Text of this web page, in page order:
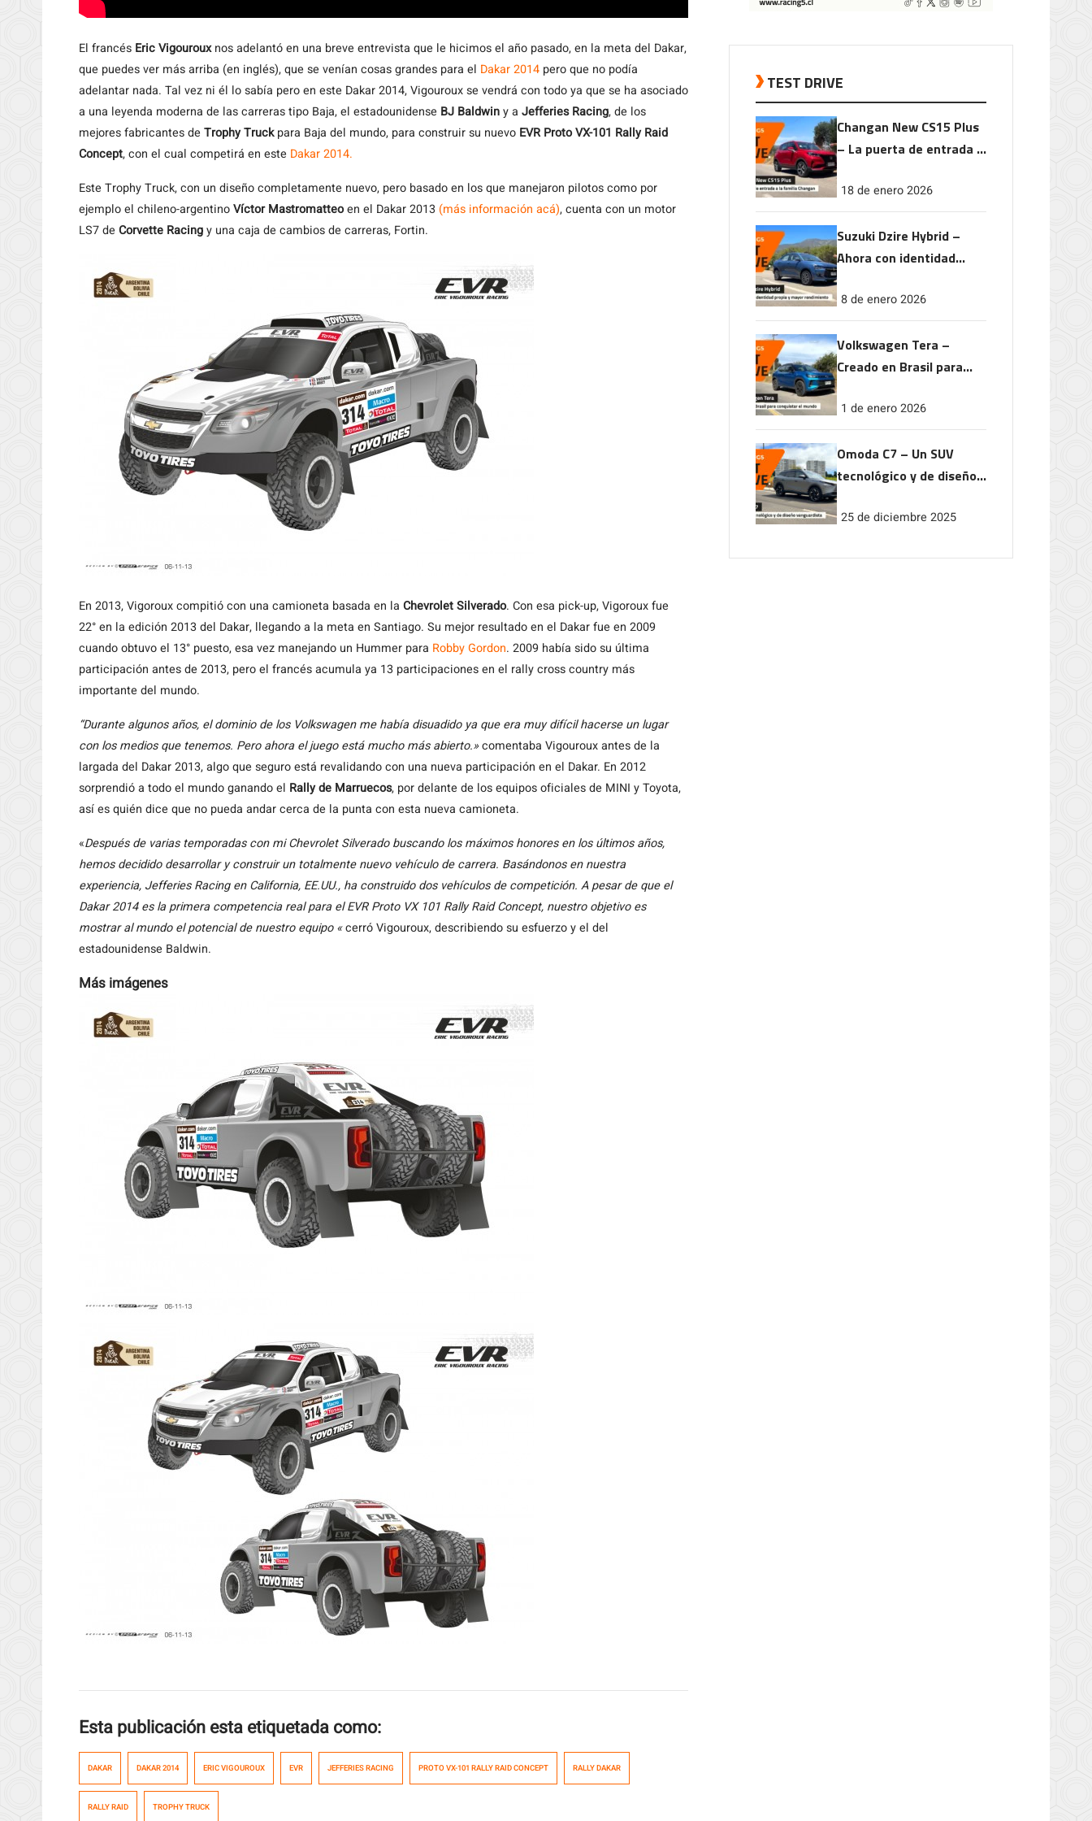
El francés Eric Vigourouxnos adelantó en una breve entrevista que le hicimos el año pasado, en la meta del Dakar,
que puedes ver más arriba (en inglés), que se venían cosas grandes para el Dakar 2014 pero que no podía
adelantar nada. Tal vez ni él lo sabía pero en este Dakar 2014, Vigouroux se vendrá con todo ya que se ha asociado
a una leyenda moderna de las carreras tipo Baja, el estadounidense BJ Baldwiny a Jefferies Racing, de los
mejores fabricantes de Trophy Truckpara Baja del mundo, para construir su nuevo EVR Proto VX-101 Rally Raid
Concept, con el cual competirá en este Dakar 2014.
Este Trophy Truck, con un diseño completamente nuevo, pero basado en los que manejaron pilotos como por
ejemplo el chileno-argentinoVíctor Mastromatteoen el Dakar 2013 (más información acá), cuenta con un motor
LS7 de Corvette Racingy una caja de cambios de carreras, Fortin.
En 2013, Vigoroux compitió con una camioneta basada en la Chevrolet Silverado. Con esa pick-up, Vigoroux fue
22° en la edición 2013 del Dakar, llegando a la meta en Santiago. Su mejor resultado en el Dakar fue en 2009
cuando obtuvo el 13° puesto, esa vez manejando un Hummer para Robby Gordon. 2009 había sido su última
participación antes de 2013, pero el francés acumula ya 13 participaciones en el rally cross country más
importante del mundo.
“Durante algunos años, el dominio de los Volkswagen me había disuadido ya que era muy difícil hacerse un lugar
con los medios que tenemos. Pero ahora el juego está mucho más abierto.»comentaba Vigouroux antes de la
largada del Dakar 2013, algo que seguro está revalidando con una nueva participación en el Dakar. En 2012
sorprendió a todo el mundo ganando el Rally de Marruecos, por delante de los equipos oficiales de MINI y Toyota,
así es quién dice que no pueda andar cerca de la punta con esta nueva camioneta.
«Después de varias temporadas con mi Chevrolet Silverado buscando los máximos honores en los últimos años,
hemos decidido desarrollar y construir un totalmente nuevo vehículo de carrera. Basándonos en nuestra
experiencia, Jefferies Racing en California, EE.UU., ha construido dos vehículos de competición. A pesar de que el
Dakar 2014 es la primera competencia real para el EVR Proto VX 101 Rally Raid Concept, nuestro objetivo es
mostrar al mundo el potencial de nuestro equipo «cerró Vigouroux, describiendo su esfuerzo y el del
estadounidense Baldwin.
Más imágenes
Esta publicación esta etiquetada como:
DAKAR DAKAR 2014 ERIC VIGOUROUX EVR JEFFERIES RACING PROTO VX-101 RALLY RAID CONCEPT RALLY DAKAR
RALLY RAID TROPHY TRUCK
TEST DRIVE
Changan New CS15 Plus
– La puerta de entrada a
18 de enero 2026
Suzuki Dzire Hybrid –
Ahora con identidad
rendimiento
8 de enero 2026
Volkswagen Tera –
Creado en Brasil para
1 de enero 2026
Omoda C7 – Un SUV
tecnológico y de diseño
25 de diciembre 2025